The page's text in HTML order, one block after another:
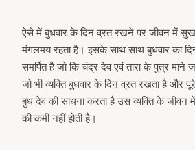
ऐसे में बुधवार के दिन व्रत रखने पर जीवन में
मंगलमय रहता है। इसके साथ साथ बुधवार का
समर्पित है जो कि चंद्र देव एवं तारा के पुत्र माने
जो भी व्यक्ति बुधवार के दिन व्रत रखता है और
बुध देव की साधना करता है उस व्यक्ति के जीवन
की कमी नहीं होती है।